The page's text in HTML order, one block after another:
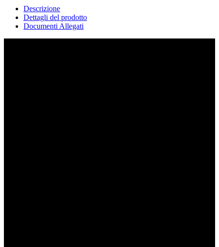
Descrizione
Dettagli del prodotto
Documenti Allegati